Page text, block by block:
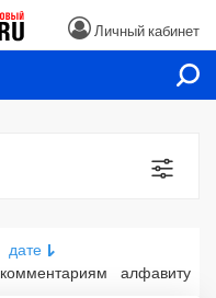
Личный кабинет
дате
комментариям алфавиту